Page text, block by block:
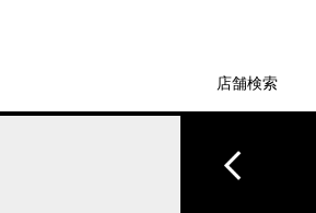
店舗検索